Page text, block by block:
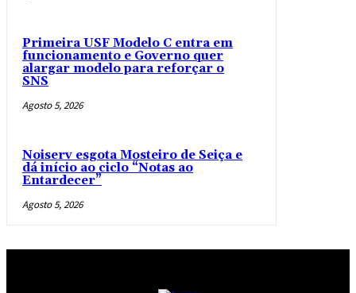
Primeira USF Modelo C entra em
funcionamento e Governo quer
alargar modelo para reforçar o
SNS
Agosto 5, 2026
Noiserv esgota Mosteiro de Seiça e
dá início ao ciclo “Notas ao
Entardecer”
Agosto 5, 2026